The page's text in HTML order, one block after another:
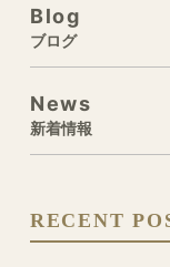
Blog
ブログ
News
新着情報
RECENT